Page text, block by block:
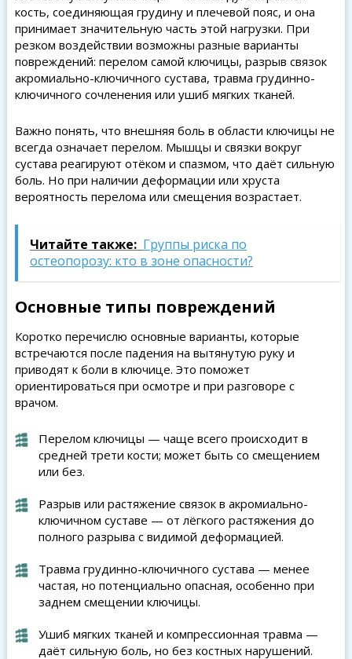
кость, соединяющая грудину и плечевой пояс, и она
принимает значительную часть этой нагрузки. При
резком воздействии возможны разные варианты
повреждений: перелом самой ключицы, разрыв связок
акромиально-ключичного сустава, травма грудинно-
ключичного сочленения или ушиб мягких тканей.
Важно понять, что внешняя боль в области ключицы не
всегда означает перелом. Мышцы и связки вокруг
сустава реагируют отёком и спазмом, что даёт сильную
боль. Но при наличии деформации или хруста
вероятность перелома или смещения возрастает.
Читайте также: Группы риска по
остеопорозу: кто в зоне опасности?
Основные типы повреждений
Коротко перечислю основные варианты, которые
встречаются после падения на вытянутую руку и
приводят к боли в ключице. Это поможет
ориентироваться при осмотре и при разговоре с
врачом.
Перелом ключицы — чаще всего происходит в
средней трети кости; может быть со смещением
или без.
Разрыв или растяжение связок в акромиально-
ключичном суставе — от лёгкого растяжения до
полного разрыва с видимой деформацией.
Травма грудинно-ключичного сустава — менее
частая, но потенциально опасная, особенно при
заднем смещении ключицы.
Ушиб мягких тканей и компрессионная травма —
даёт сильную боль, но без костных нарушений.